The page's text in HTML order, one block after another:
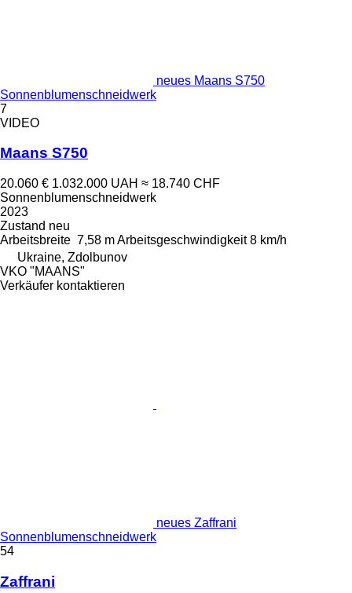
neues Maans S750
Sonnenblumenschneidwerk
7
VIDEO
Maans S750
20.060 € 1.032.000 UAH ≈ 18.740 CHF
Sonnenblumenschneidwerk
2023
Zustand neu
Arbeitsbreite 7,58 mArbeitsgeschwindigkeit 8 km/h
Ukraine, Zdolbunov
VKO "MAANS"
Verkäufer kontaktieren
neues Zaffrani
Sonnenblumenschneidwerk
54
Zaffrani